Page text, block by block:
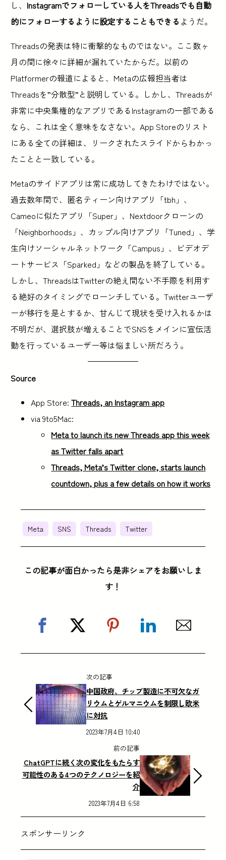
し、 Instagramでフォローしている人をThreadsでも自動
的にフォローするように設定することもできる ようだ。
Threadsの発表は特に衝撃的なものではない。ここ数ヶ
月の間に徐々に詳細が漏れていたからだ。以前の
Platformerの報道によると、Metaの広報担当者は
Threadsを”分散型”と説明している。しかし、Threadsが
非常に中央集権的なアプリであるInstagramの一部である
なら、これは全く意味をなさない。App Storeのリスト
にある全ての詳細は、リークされたスライドからわかっ
たことと一致している。
Metaのサイドアプリは常に成功してきたわけではない。
過去数年間で、匿名ティーン向けアプリ「tbh」、
Cameoに似たアプリ「Super」、Nextdoorクローンの
「Neighborhoods」、カップル向けアプリ「Tuned」、学
生向けソーシャルネットワーク「Campus」、ビデオデ
ートサービス「Sparked」などの製品を終了している。
しかし、ThreadsはTwitterの絶え間ない不手際を利用す
る絶好のタイミングでローンチしている。Twitterユーザ
ーが移行を是とするか、甘んじて現状を受け入れるかは
不明だが、選択肢が増えることでSNSをメインに宣伝活
動を行っているユーザー等は悩ましい所だろう。
Source
App Store:Threads, an Instagram app
via 9to5Mac:
Meta to launch its new Threads app this week
as Twitter falls apart
Threads, Meta’s Twitter clone, starts launch
countdown, plus a few details on how it works
Meta SNS Threads Twitter
この記事が面白かったら是非シェアをお願いしま
す！
次の記事
中国政府、チップ製造に不可欠なガ
リウムとゲルマニウムを制限し欧米
に対抗
2023年7月4日 10:40
前の記事
ChatGPTに続く次の変化をもたらす
可能性のある4つのテクノロジーを紹
介
2023年7月4日 6:58
スポンサーリンク